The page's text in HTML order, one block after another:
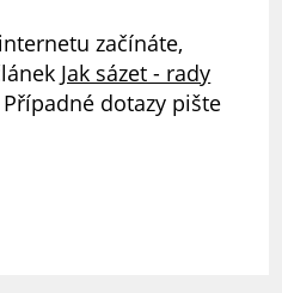
začínáte,
Jak sázet - rady
Případné dotazy pište